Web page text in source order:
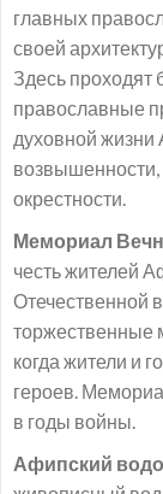
главных
своей
Здесь проходят
православные
духовной жизни
возвышенности,
окрестности.
Мемориал
честь жителей
Отечественной
торжественные
когда жители и
героев.
в годы войны.
Афипский